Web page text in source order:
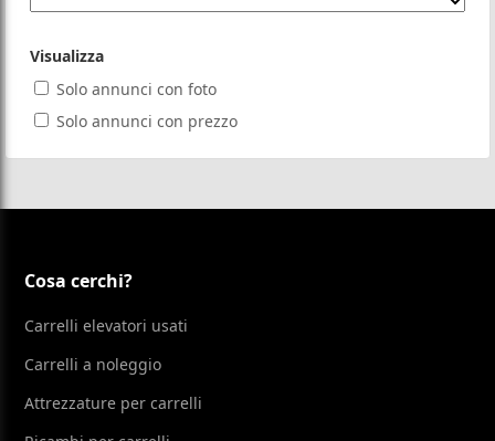
Visualizza
Solo annunci con foto
Solo annunci con prezzo
Cosa cerchi?
Carrelli elevatori usati
Carrelli a noleggio
Attrezzature per carrelli